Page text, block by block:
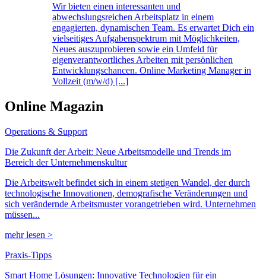
Wir bieten einen interessanten und
abwechslungsreichen Arbeitsplatz in einem
engagierten, dynamischen Team. Es erwartet Dich ein
vielseitiges Aufgabenspektrum mit Möglichkeiten,
Neues auszuprobieren sowie ein Umfeld für
eigenverantwortliches Arbeiten mit persönlichen
Entwicklungschancen. Online Marketing Manager in
Vollzeit (m/w/d) [...]
Online Magazin
Operations & Support
Die Zukunft der Arbeit: Neue Arbeitsmodelle und Trends im
Bereich der Unternehmenskultur
Die Arbeitswelt befindet sich in einem stetigen Wandel, der durch
technologische Innovationen, demografische Veränderungen und
sich verändernde Arbeitsmuster vorangetrieben wird. Unternehmen
müssen...
mehr lesen >
Praxis-Tipps
Smart Home Lösungen: Innovative Technologien für ein